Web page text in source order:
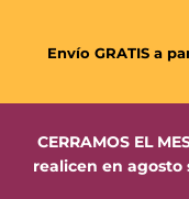
Envío GRATIS a
CERRAMOS EL
realicen en agosto